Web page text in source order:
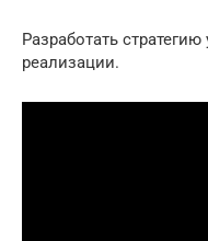
Разработать
реализации.